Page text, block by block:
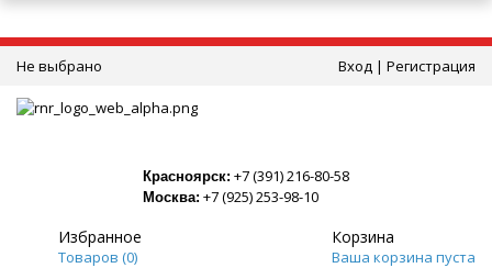
Не выбрано Вход | Регистрация
Красноярск: +7 (391) 216-80-58
Москва: +7 (925) 253-98-10
Избранное
Товаров (0)
Корзина
Ваша корзина пуста